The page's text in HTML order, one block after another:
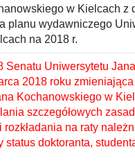
w Kielcach z
planu wydawniczego
na 2018 r.
Senatu Uniwersytetu
2018 roku
Kochanowskiego w
szczegółowych
na raty
status doktoranta,